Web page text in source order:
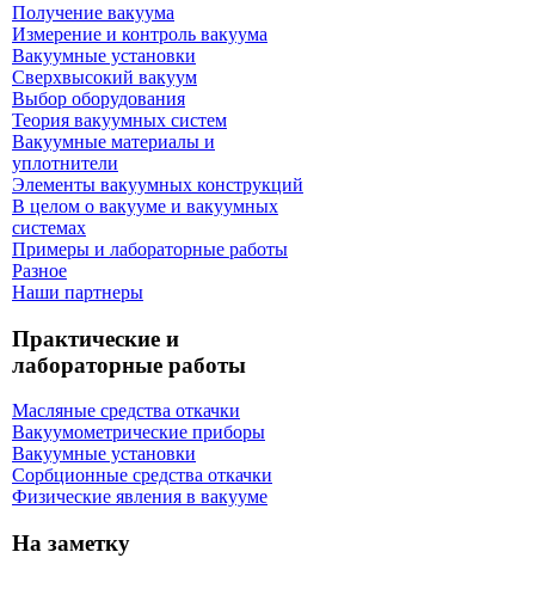
Получение вакуума
Измерение и контроль вакуума
Вакуумные установки
Сверхвысокий вакуум
Выбор оборудования
Теория вакуумных систем
Вакуумные материалы и
уплотнители
Элементы вакуумных конструкций
В целом о вакууме и вакуумных
системах
Примеры и лабораторные работы
Разное
Наши партнеры
Практические и
лабораторные работы
Масляные средства откачки
Вакуумометрические приборы
Вакуумные установки
Сорбционные средства откачки
Физические явления в вакууме
На заметку